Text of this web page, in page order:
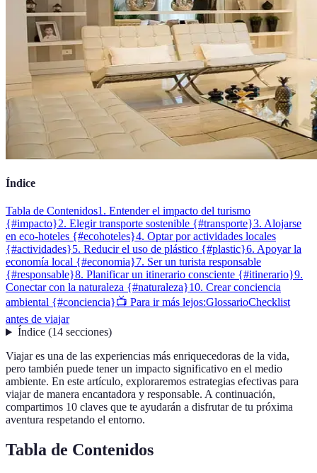
Índice
Tabla de Contenidos1. Entender el impacto del turismo
{#impacto}2. Elegir transporte sostenible {#transporte}3. Alojarse
en eco-hoteles {#ecohoteles}4. Optar por actividades locales
{#actividades}5. Reducir el uso de plástico {#plastic}6. Apoyar la
economía local {#economia}7. Ser un turista responsable
{#responsable}8. Planificar un itinerario consciente {#itinerario}9.
Conectar con la naturaleza {#naturaleza}10. Crear conciencia
ambiental {#conciencia}📺 Para ir más lejos:GlossarioChecklist
antes de viajar
Índice(14 secciones)
Viajar es una de las experiencias más enriquecedoras de la vida,
pero también puede tener un impacto significativo en el medio
ambiente. En este artículo, exploraremos estrategias efectivas para
viajar de manera encantadora y responsable. A continuación,
compartimos 10 claves que te ayudarán a disfrutar de tu próxima
aventura respetando el entorno.
Tabla de Contenidos